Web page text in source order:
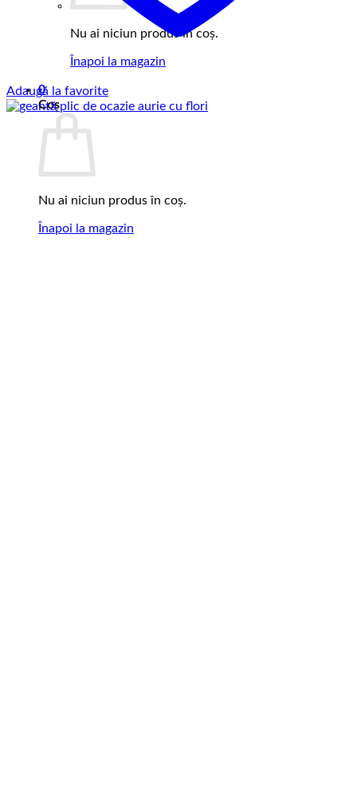
Nu ai niciun produs în coș.
Înapoi la magazin
0
Coș
Nu ai niciun produs în coș.
Înapoi la magazin
Adaugă la favorite